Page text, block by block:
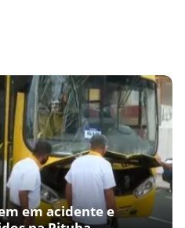
em acidente e